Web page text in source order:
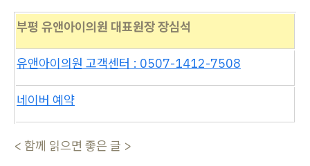
부평 유앤아이의원 대표원장 장심석
유앤아이의원 고객센터 : 0507-1412-7508
네이버 예약
< 함께 읽으면 좋은 글 >